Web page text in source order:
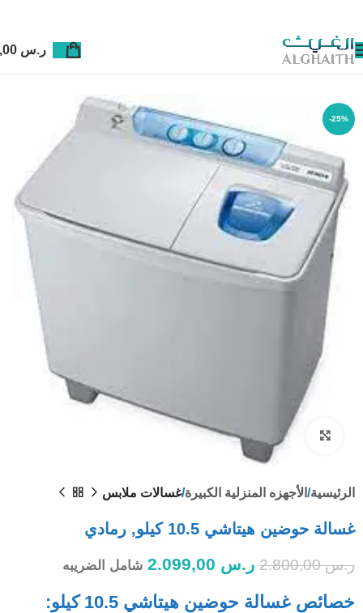
ر.س
-25%
Click to enlarge
الرئيسية الأجهزه المنزلية الكبيرة غسالات ملابس
غسالة حوضين هيتاشي 10.5 كيلو, رمادي
ر.س2.800,00 ر.س شامل الضريبه
خصائص غسالة حوضين هيتاشي 10.5 كيلو: